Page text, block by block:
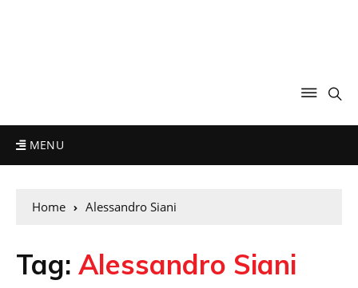
MENU
Home Alessandro Siani
Tag: Alessandro Siani